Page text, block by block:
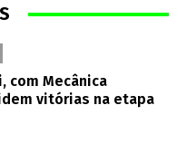
com Mecânica
vitórias na etapa